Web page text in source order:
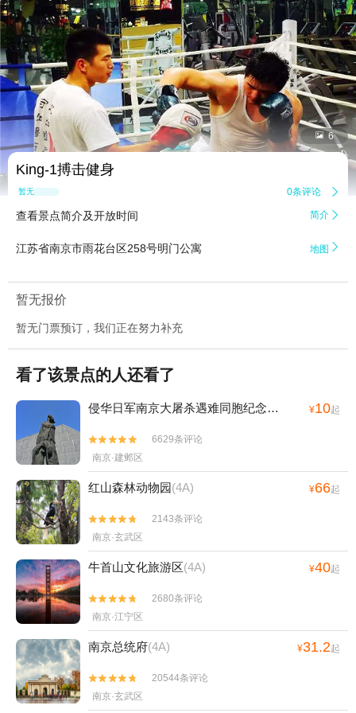
 6
King-1搏击健身
暂无点评 0条评论 
查看景点简介及开放时间 简介 
江苏省南京市雨花台区258号明门公寓 地图 
暂无报价
暂无门票预订，我们正在努力补充
看了该景点的人还看了
侵华日军南京大屠杀遇难同胞纪念馆 ¥10起


6629条评论
南京·建邺区
红山森林动物园(4A) ¥66起


2143条评论
南京·玄武区
牛首山文化旅游区(4A) ¥40起


2680条评论
南京·江宁区
南京总统府(4A) ¥31.2起


20544条评论
南京·玄武区
